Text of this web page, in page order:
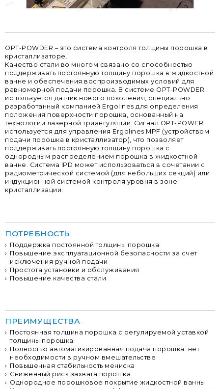
OPT-POWDER – это система контроля толщины порошка в
кристаллизаторе.
Качество стали во многом связано со способностью
поддерживать постоянную толщину порошка в жидкостной
ванне и обеспечения воспроизводимых условий для
равномерной подачи порошка. В системе OPT-POWDER
используется датчик нового поколения, специально
разработанный компанией Ergolines для определения
положения поверхности порошка, основанный на
технологии лазерной триангуляции. Сигнал OPT-POWER
используется для управления Ergolines MPF (устройством
подачи порошка в кристаллизатор), что позволяет
поддерживать постоянную толщину порошка с
однородным распределением порошка в жидкостной
ванне. Система IPD может использоваться в сочетании с
радиометрической системой (для небольших секций) или
индукционной системой контроля уровня в зоне
кристаллизации.
ПОТРЕБНОСТЬ
Поддержка постоянной толщины порошка
Повышение эксплуатационной безопасности за счет
исключения ручной подачи
Простота установки и обслуживания
Повышение качества стали
ПРЕИМУЩЕСТВА
Постоянная толщина порошка с регулируемой уставкой
толщины порошка
Полностью автоматизированная подача порошка: нет
необходимости в ручном вмешательстве
Повышенная стабильность мениска
Сниженный риск захвата порошка
Однородное порошковое покрытие жидкостной ванны